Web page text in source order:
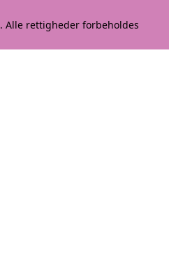
. Alle rettigheder forbeholdes